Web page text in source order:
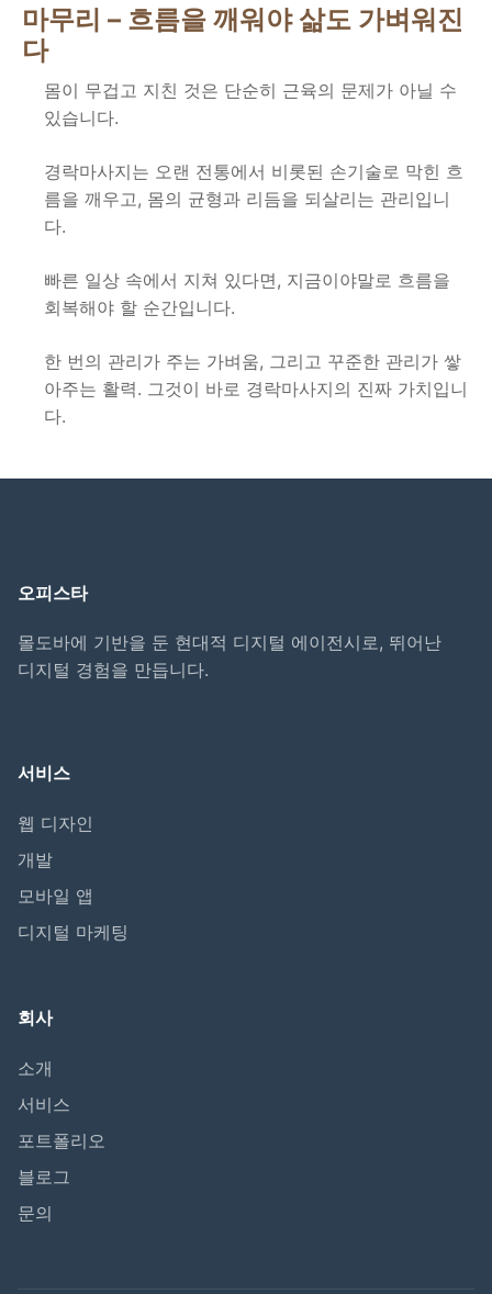
마무리 – 흐름을 깨워야 삶도 가벼워진
다
몸이 무겁고 지친 것은 단순히 근육의 문제가 아닐 수
있습니다.
경락마사지는 오랜 전통에서 비롯된 손기술로 막힌 흐
름을 깨우고, 몸의 균형과 리듬을 되살리는 관리입니
다.
빠른 일상 속에서 지쳐 있다면, 지금이야말로 흐름을
회복해야 할 순간입니다.
한 번의 관리가 주는 가벼움, 그리고 꾸준한 관리가 쌓
아주는 활력. 그것이 바로 경락마사지의 진짜 가치입니
다.
오피스타
몰도바에 기반을 둔 현대적 디지털 에이전시로, 뛰어난
디지털 경험을 만듭니다.
서비스
웹 디자인
개발
모바일 앱
디지털 마케팅
회사
소개
서비스
포트폴리오
블로그
문의